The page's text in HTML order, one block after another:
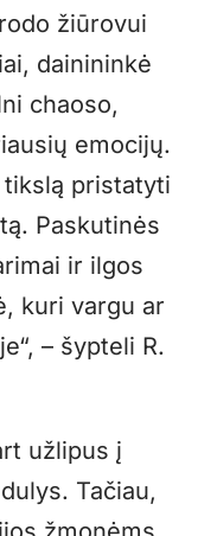
žiūrovui
dainininkė
chaoso,
emocijų.
pristatyti
Paskutinės
ir ilgos
kuri vargu ar
– šypteli R.
užlipus į
Tačiau,